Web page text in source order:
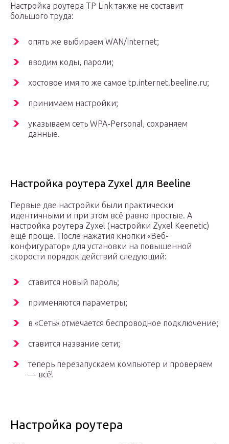
Настройка роутера TP Link также не составит
большого труда:
опять же выбираем WAN/Internet;
вводим коды, пароли;
хостовое имя то же самое tp.internet.beeline.ru;
принимаем настройки;
указываем сеть WPA-Personal, сохраняем
данные.
Настройка роутера Zyxel для Beeline
Первые две настройки были практически
идентичными и при этом всё равно простые. А
настройка роутера Zyxel (настройки Zyxel Keenetic)
ещё проще. После нажатия кнопки «Веб-
конфигуратор» для установки на повышенной
скорости порядок действий следующий:
ставится новый пароль;
применяются параметры;
в «Сеть» отмечается беспроводное подключение;
ставится название сети;
теперь перезапускаем компьютер и проверяем
— всё!
Настройка роутера